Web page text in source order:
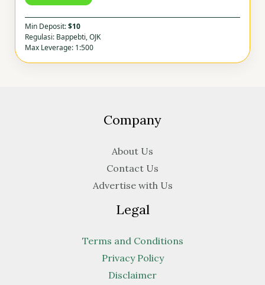
Min Deposit:$10
Regulasi: Bappebti, OJK
Max Leverage: 1:500
Company
About Us
Contact Us
Advertise with Us
Legal
Terms and Conditions
Privacy Policy
Disclaimer